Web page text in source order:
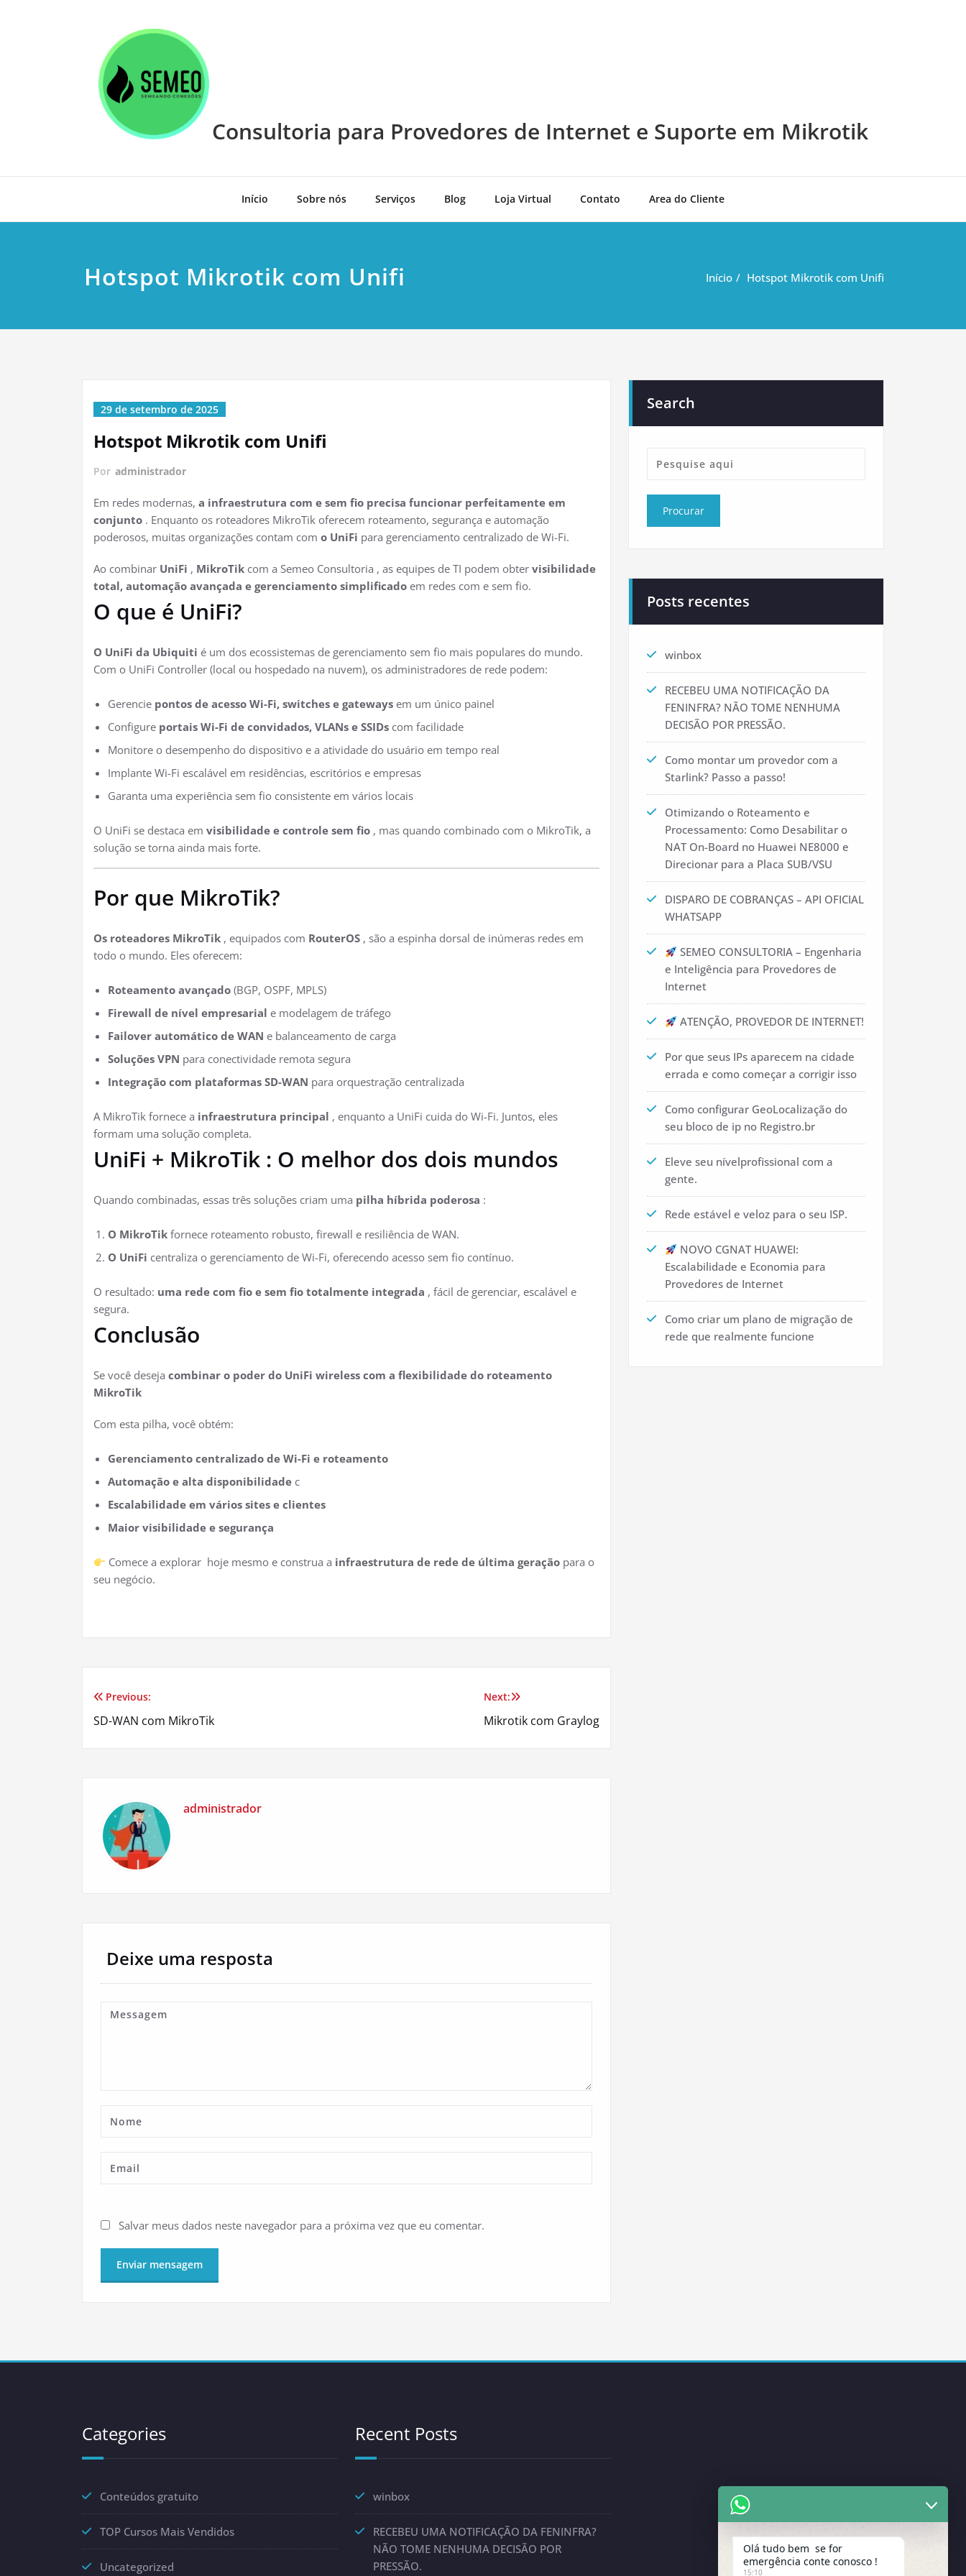
Consultoria para Provedores de Internet e Suporte em Mikrotik
Início Sobre nós Serviços Blog Loja Virtual Contato Area do Cliente
Hotspot Mikrotik com Unifi Início Hotspot Mikrotik com Unifi
29 de setembro de 2025
Hotspot Mikrotik com Unifi
Por administrador
Em redes modernas, a infraestrutura com e sem fio precisa funcionar perfeitamente em
conjunto . Enquanto os roteadores MikroTik oferecem roteamento, segurança e automação
poderosos, muitas organizações contam com o UniFi para gerenciamento centralizado de Wi-Fi.
Ao combinar UniFi , MikroTik com a Semeo Consultoria , as equipes de TI podem obter visibilidade
total, automação avançada e gerenciamento simplificado em redes com e sem fio.
O que é UniFi?
O UniFi da Ubiquiti é um dos ecossistemas de gerenciamento sem fio mais populares do mundo.
Com o UniFi Controller (local ou hospedado na nuvem), os administradores de rede podem:
Gerencie pontos de acesso Wi-Fi, switches e gateways em um único painel
Configure portais Wi-Fi de convidados, VLANs e SSIDs com facilidade
Monitore o desempenho do dispositivo e a atividade do usuário em tempo real
Implante Wi-Fi escalável em residências, escritórios e empresas
Garanta uma experiência sem fio consistente em vários locais
O UniFi se destaca em visibilidade e controle sem fio , mas quando combinado com o MikroTik, a
solução se torna ainda mais forte.
Por que MikroTik?
Os roteadores MikroTik , equipados com RouterOS , são a espinha dorsal de inúmeras redes em
todo o mundo. Eles oferecem:
Roteamento avançado (BGP, OSPF, MPLS)
Firewall de nível empresarial e modelagem de tráfego
Failover automático de WAN e balanceamento de carga
Soluções VPN para conectividade remota segura
Integração com plataformas SD-WAN para orquestração centralizada
A MikroTik fornece a infraestrutura principal , enquanto a UniFi cuida do Wi-Fi. Juntos, eles
formam uma solução completa.
UniFi + MikroTik : O melhor dos dois mundos
Quando combinadas, essas três soluções criam uma pilha híbrida poderosa :
O MikroTik fornece roteamento robusto, firewall e resiliência de WAN.
O UniFi centraliza o gerenciamento de Wi-Fi, oferecendo acesso sem fio contínuo.
O resultado: uma rede com fio e sem fio totalmente integrada , fácil de gerenciar, escalável e
segura.
Conclusão
Se você deseja combinar o poder do UniFi wireless com a flexibilidade do roteamento
MikroTik
Com esta pilha, você obtém:
Gerenciamento centralizado de Wi-Fi e roteamento
Automação e alta disponibilidade c
Escalabilidade em vários sites e clientes
Maior visibilidade e segurança
Comece a explorar hoje mesmo e construa a infraestrutura de rede de última geração para o
seu negócio.
Navegação
Previous:
SD-WAN com MikroTik
Next:
Mikrotik com Graylog
administrador
Deixe uma resposta
Salvar meus dados neste navegador para a próxima vez que eu comentar.
Search
Posts recentes
winbox
RECEBEU UMA NOTIFICAÇÃO DA
FENINFRA? NÃO TOME NENHUMA
DECISÃO POR PRESSÃO.
Como montar um provedor com a
Starlink? Passo a passo!
Otimizando o Roteamento e
Processamento: Como Desabilitar o
NAT On-Board no Huawei NE8000 e
Direcionar para a Placa SUB/VSU
DISPARO DE COBRANÇAS – API OFICIAL
WHATSAPP
SEMEO CONSULTORIA – Engenharia
e Inteligência para Provedores de
Internet
ATENÇÃO, PROVEDOR DE INTERNET!
Por que seus IPs aparecem na cidade
errada e como começar a corrigir isso
Como configurar GeoLocalização do
seu bloco de ip no Registro.br
Eleve seu nívelprofissional com a
gente.
Rede estável e veloz para o seu ISP.
NOVO CGNAT HUAWEI:
Escalabilidade e Economia para
Provedores de Internet
Como criar um plano de migração de
rede que realmente funcione
Categories
Conteúdos gratuito
TOP Cursos Mais Vendidos
Uncategorized
Recent Posts
winbox
RECEBEU UMA NOTIFICAÇÃO DA FENINFRA?
NÃO TOME NENHUMA DECISÃO POR
PRESSÃO.
Olá tudo bem se for
emergência conte conosco !
15:10